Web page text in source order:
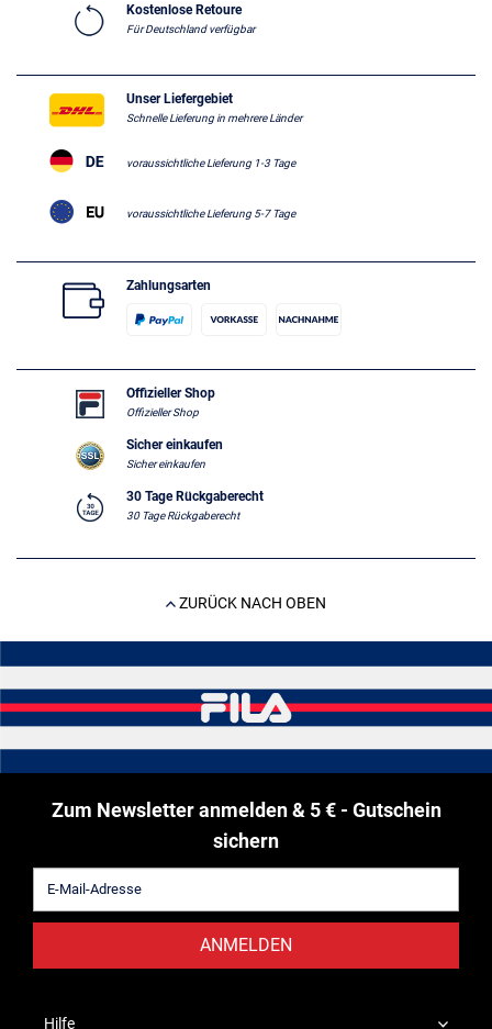
Kostenlose Retoure
Für Deutschland verfügbar
Unser Liefergebiet
Schnelle Lieferung in mehrere Länder
voraussichtliche Lieferung 1-3 Tage
voraussichtliche Lieferung 5-7 Tage
Zahlungsarten
Offizieller Shop
Offizieller Shop
Sicher einkaufen
Sicher einkaufen
30 Tage Rückgaberecht
30 Tage Rückgaberecht
ZURÜCK NACH OBEN
Zum Newsletter anmelden & 5 € - Gutschein
sichern
ANMELDEN
Hilfe